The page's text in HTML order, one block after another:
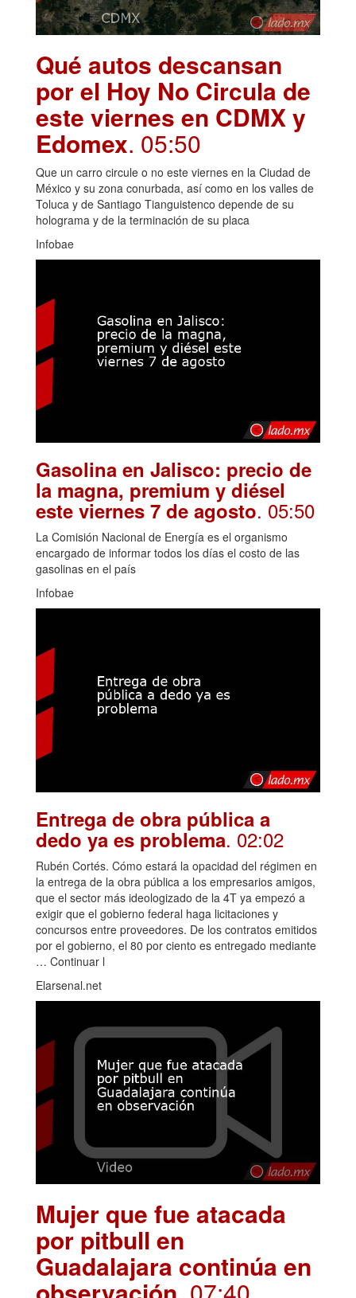
Qué autos descansan
por el Hoy No Circula de
este viernes en CDMX y
Edomex. 05:50
Que un carro circule o no este viernes en la Ciudad de
México y su zona conurbada, así como en los valles de
Toluca y de Santiago Tianguistenco depende de su
holograma y de la terminación de su placa
Infobae
Gasolina en Jalisco: precio de
la magna, premium y diésel
este viernes 7 de agosto. 05:50
La Comisión Nacional de Energía es el organismo
encargado de informar todos los días el costo de las
gasolinas en el país
Infobae
Entrega de obra pública a
dedo ya es problema. 02:02
Rubén Cortés. Cómo estará la opacidad del régimen en
la entrega de la obra pública a los empresarios amigos,
que el sector más ideologizado de la 4T ya empezó a
exigir que el gobierno federal haga licitaciones y
concursos entre proveedores. De los contratos emitidos
por el gobierno, el 80 por ciento es entregado mediante
… Continuar l
Elarsenal.net
Mujer que fue atacada
por pitbull en
Guadalajara continúa en